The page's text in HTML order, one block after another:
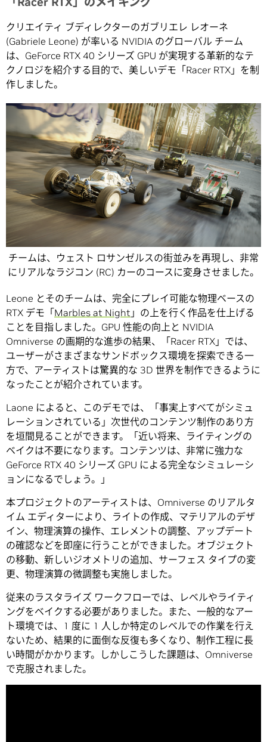
クリエイティ ブディレクターのガブリエレ レオーネ
(Gabriele Leone) が率いる NVIDIA のグローバル チーム
は、GeForce RTX 40 シリーズ GPU が実現する革新的なテ
クノロジを紹介する目的で、美しいデモ「Racer RTX」を制
作しました。
チームは、ウェスト ロサンゼルスの街並みを再現し、非常
にリアルなラジコン (RC) カーのコースに変身させました。
Leone とそのチームは、完全にプレイ可能な物理ベースの
RTX デモ「Marbles at Night 」の上を行く作品を仕上げる
ことを目指しました。GPU 性能の向上と NVIDIA
Omniverse の画期的な進歩の結果、「Racer RTX」では、
ユーザーがさまざまなサンドボックス環境を探索できる一
方で、アーティストは驚異的な 3D 世界を制作できるように
なったことが紹介されています。
Laone によると、このデモでは、「事実上すべてがシミュ
レーションされている」次世代のコンテンツ制作のあり方
を垣間見ることができます。「近い将来、ライティングの
ベイクは不要になります。コンテンツは、非常に強力な
GeForce RTX 40 シリーズ GPU による完全なシミュレーシ
ョンになるでしょう。」
本プロジェクトのアーティストは、Omniverse のリアルタ
イム エディターにより、ライトの作成、マテリアルのデザ
イン、物理演算の操作、エレメントの調整、アップデート
の確認などを即座に行うことができました。オブジェクト
の移動、新しいジオメトリの追加、サーフェス タイプの変
更、物理演算の微調整も実施しました。
従来のラスタライズ ワークフローでは、レベルやライティ
ングをベイクする必要がありました。また、一般的なアー
ト環境では、1 度に 1 人しか特定のレベルでの作業を行え
ないため、結果的に面倒な反復も多くなり、制作工程に長
い時間がかかります。しかしこうした課題は、Omniverse
で克服されました。